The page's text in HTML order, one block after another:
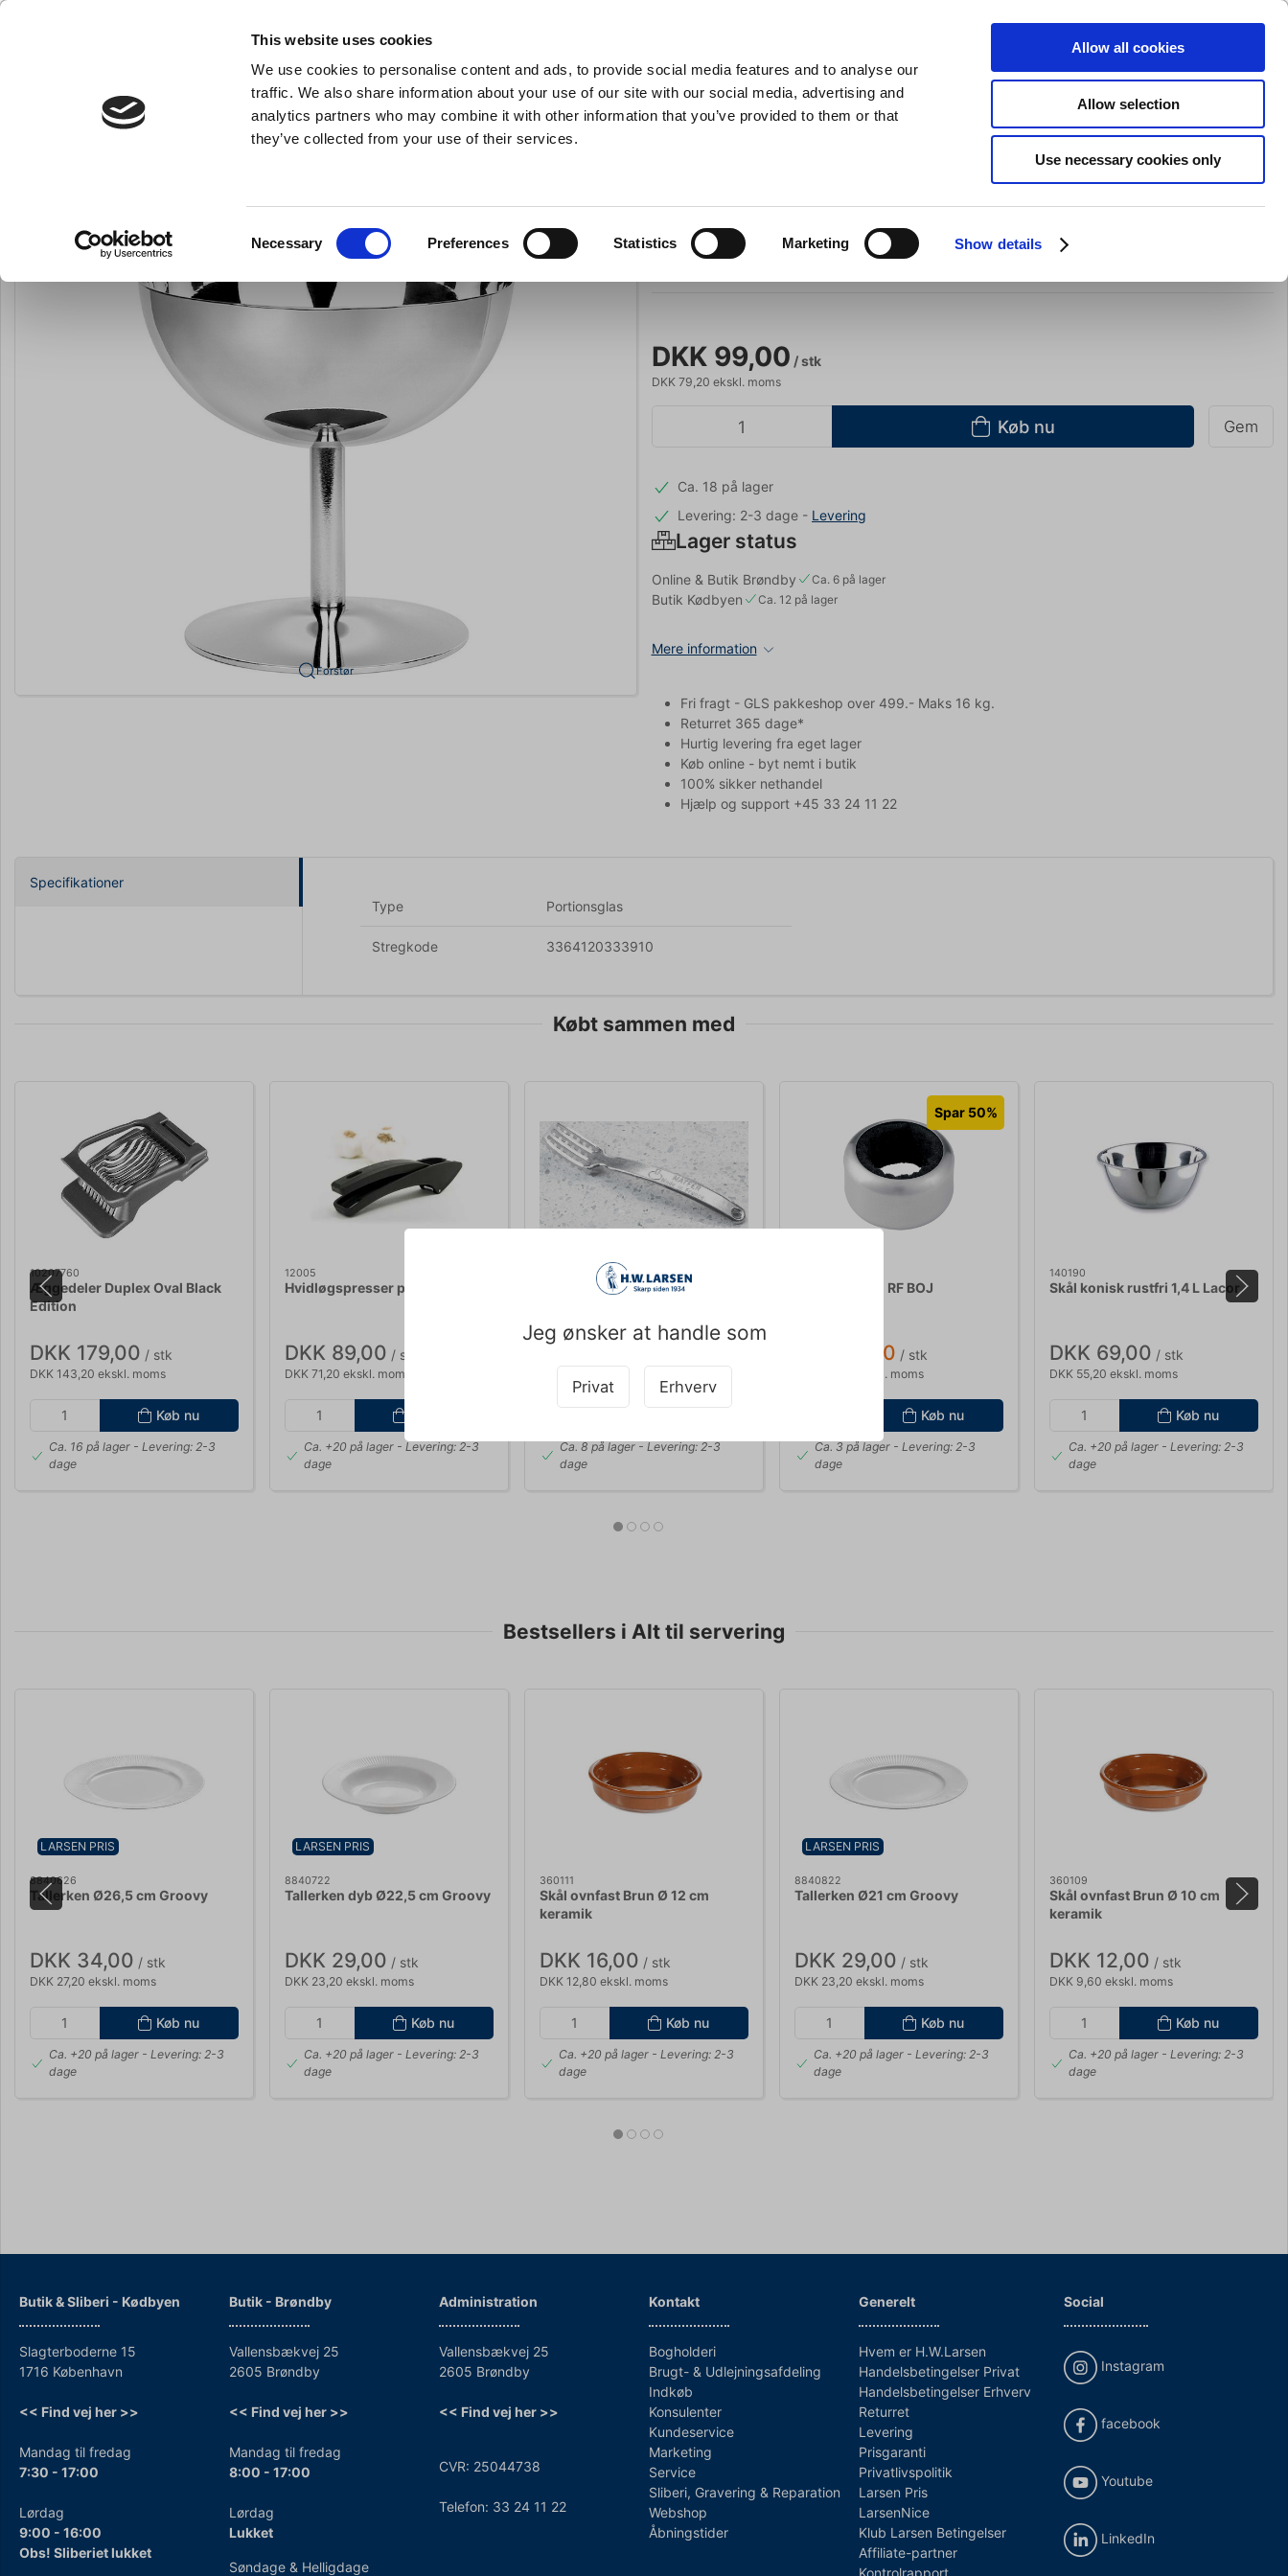
This website uses cookies
We use cookies to personalise content and ads, to provide social media features and to analyse our
traffic. We also share information about your use of our site with our social media, advertising and
analytics partners who may combine it with other information that you’ve provided to them or that
they’ve collected from your use of their services.
Necessary Preferences Statistics Marketing Show details
Allow all cookies
Allow selection
Use necessary cookies only
- Køkkenudstyr til professionelle og entusiaster Søg Indkøbskurv (0)
Køkkenredskaber Gryder & Pander Grill Barudstyr Tilbud Brands Slibning
Jeg ønsker at handle som
Privat Erhverv
Forstør
Portionsglas på fod RF 20 cl Ø10 cm
DKK 99,00 / stk
DKK 79,20 ekskl. moms
Køb nu Gem
Ca. 18 på lager
Levering: 2-3 dage - Levering
Lager status
Online & Butik Brøndby Ca. 6 på lager
Butik Kødbyen Ca. 12 på lager
Mere information
Fri fragt - GLS pakkeshop over 499.- Maks 16 kg.
Returret 365 dage*
Hurtig levering fra eget lager
Køb online - byt nemt i butik
100% sikker nethandel
Hjælp og support +45 33 24 11 22
Specifikationer
Type
Portionsglas
Stregkode 3364120333910
Købt sammen med
10207760
Æggedeler Duplex Oval Black
Edition
DKK 179,00 / stk
DKK 143,20 ekskl. moms
Køb nu
Ca. 16 på lager - Levering: 2-3
dage
12005
Hvidløgspresser plast sort
DKK 89,00 / stk
DKK 71,20 ekskl. moms
Ca. +20 på lager- Levering: 2-3
dage
Fiskeskælsskraber Aluminium
DKK 349,00
Ca. 8 på lager- Levering: 2-3
dage
Spar 50%
Anti dryp ring RF BOJ
DKK 13,00 / stk
DKK 10,40 ekskl. moms
Køb nu
Ca. 3 på lager- Levering: 2-3
dage
140190
Skål konisk rustfri 1,4 L Lacor
DKK 69,00 / stk
DKK 55,20 ekskl. moms
Køb nu
Ca. +20 på lager- Levering: 2-3
dage
Bestsellers i Alt til servering
LARSEN PRIS
8840626
Tallerken Ø26,5 cm Groovy
DKK 34,00 / stk
DKK 27,20 ekskl. moms
Køb nu
Ca. +20 på lager- Levering: 2-3
dage
LARSEN PRIS
8840722
Tallerken dyb Ø22,5 cm Groovy
DKK 29,00 / stk
DKK 23,20 ekskl. moms
Køb nu
Ca. +20 på lager- Levering: 2-3
dage
360111
Skål ovnfast Brun Ø 12 cm
keramik
DKK 16,00 / stk
DKK 12,80 ekskl. moms
Køb nu
Ca. +20 på lager- Levering: 2-3
dage
LARSEN PRIS
8840822
Tallerken Ø21 cm Groovy
DKK 29,00 / stk
DKK 23,20 ekskl. moms
Køb nu
Ca. +20 på lager- Levering: 2-3
dage
360109
Skål ovnfast Brun Ø 10 cm
keramik
DKK 12,00 / stk
DKK 9,60 ekskl. moms
Køb nu
Ca. +20 på lager- Levering: 2-3
dage
Butik & Sliberi - Kødbyen
Slagterboderne 15
1716 København
<< Find vej her >>
Mandag til fredag
7:30 - 17:00
Lørdag
9:00 - 16:00
Obs! Sliberiet lukket
Butik - Brøndby
Vallensbækvej 25
2605 Brøndby
<< Find vej her >>
Mandag til fredag
8:00 - 17:00
Lørdag
Lukket
Søndage & Helligdage
Administration
Vallensbækvej 25
2605 Brøndby
<< Find vej her >>
CVR: 25044738
Telefon: 33 24 11 22
Kontakt
Bogholderi
Brugt- & Udlejningsafdeling
Indkøb
Konsulenter
Kundeservice
Marketing
Service
Sliberi, Gravering & Reparation
Webshop
Åbningstider
Generelt
Hvem er H.W.Larsen
Handelsbetingelser Privat
Handelsbetingelser Erhverv
Returret
Levering
Prisgaranti
Privatlivspolitik
Larsen Pris
LarsenNice
Klub Larsen Betingelser
Affiliate-partner
Kontrolrapport
Social
Instagram
facebook
Youtube
LinkedIn